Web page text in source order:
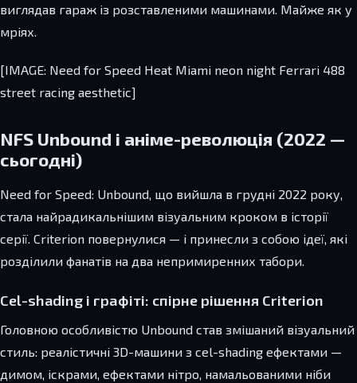
виглядав гараж із розставленими машинами. Майже як у
мріях.
[IMAGE: Need for Speed Heat Miami neon night Ferrari 488
street racing aesthetic]
NFS Unbound і аніме-революція (2022 —
сьогодні)
Need for Speed: Unbound, що вийшла в грудні 2022 року,
стала найрадикальнішим візуальним кроком в історії
серії. Criterion повернулися — і принесли з собою ідеї, які
розділили фанатів на два непримиренних табори.
Cel-shading і графіті: спірне рішення Criterion
Головною особливістю Unbound став змішаний візуальний
стиль: реалістичні 3D-машини з cel-shading ефектами —
димом, іскрами, ефектами нітро, намальованими ніби